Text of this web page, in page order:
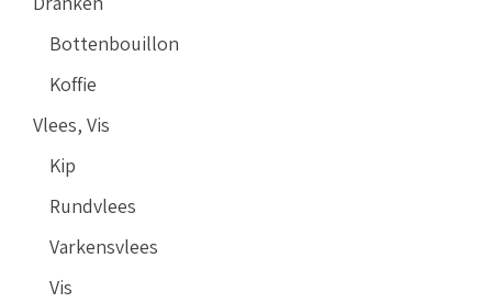
Bottenbouillon
Koffie
Vlees, Vis
Kip
Rundvlees
Varkensvlees
Vis